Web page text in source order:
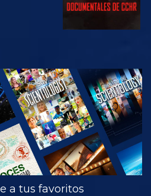
EXPLORA LAS
SERIES
a tus favoritos